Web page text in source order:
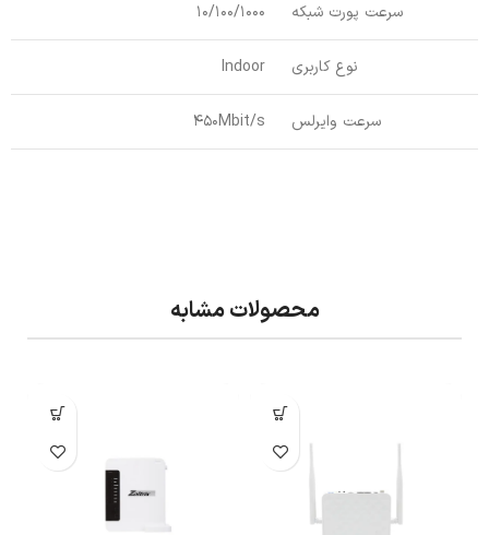
سرعت پورت شبکه 10/100/1000
نوع کاربری Indoor
سرعت وایرلس 450Mbit/s
محصولات مشابه